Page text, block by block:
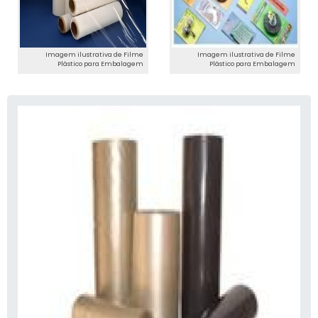
Imagem ilustrativa de Filme
Plástico para Embalagem
Imagem ilustrativa de Filme
Plástico para Embalagem